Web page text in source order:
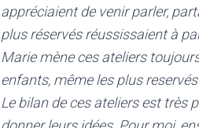
appréciaient de venir parler,
plus réservés réussissaient à
Marie mène ces ateliers
enfants, même les plus
Le bilan de ces ateliers est très